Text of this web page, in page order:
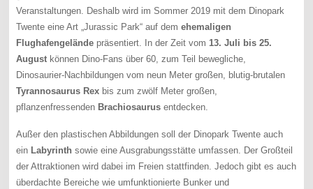
Veranstaltungen. Deshalb wird im Sommer 2019 mit dem Dinopark
Twente eine Art „Jurassic Park“ auf demehemaligen
Flughafengelände präsentiert. In der Zeit vom13. Juli bis 25.
August können Dino-Fans über 60, zum Teil bewegliche,
Dinosaurier-Nachbildungen vom neun Meter großen, blutig-brutalen
Tyrannosaurus Rex bis zum zwölf Meter großen,
pflanzenfressenden Brachiosaurus entdecken.
Außer den plastischen Abbildungen soll der Dinopark Twente auch
ein Labyrinth sowie eine Ausgrabungsstätte umfassen. Der Großteil
der Attraktionen wird dabei im Freien stattfinden. Jedoch gibt es auch
überdachte Bereiche wie umfunktionierte Bunker und